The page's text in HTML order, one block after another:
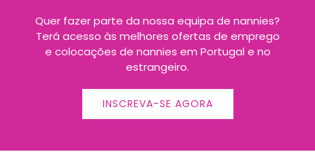
Quer fazer parte da nossa equipa de nannies?
Terá acesso às melhores ofertas de emprego
e colocações de nannies em Portugal e no
estrangeiro.
INSCREVA-SE AGORA